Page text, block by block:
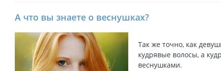
А что вы знаете о веснушках?
Так же точно, как
кудрявые волосы, а
веснушками.